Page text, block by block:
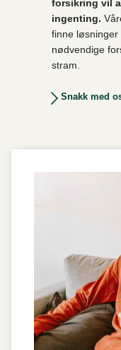
forsikring vil
ingenting.
finne løsninger
nødvendige
stram.
Snakk med